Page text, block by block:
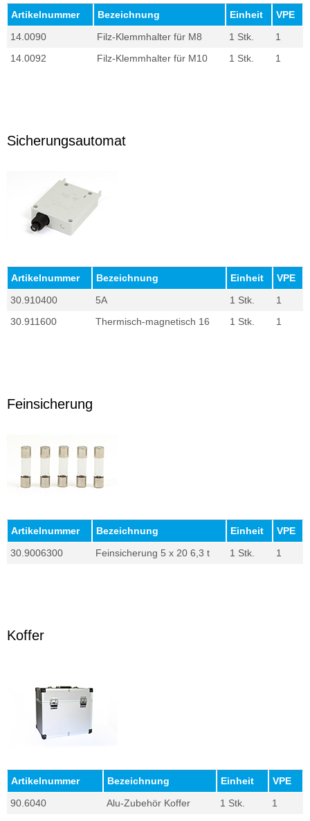
Artikelnummer Bezeichnung Einheit
VPE
14.0090
Filz-Klemmhalter für M8 1 Stk.
1
14.0092
Filz-Klemmhalter für M10 1 Stk. 1
Sicherungsautomat
Artikelnummer Bezeichnung Einheit
VPE
30.910400
5A 1 Stk.
1
30.911600
Thermisch-magnetisch 16 1 Stk. 1
Feinsicherung
Artikelnummer Bezeichnung Einheit
VPE
30.9006300
Feinsicherung 5 x 20 6,3 t 1 Stk. 1
Koffer
Artikelnummer Bezeichnung Einheit
VPE
90.6040
Alu-Zubehör Koffer 1 Stk. 1